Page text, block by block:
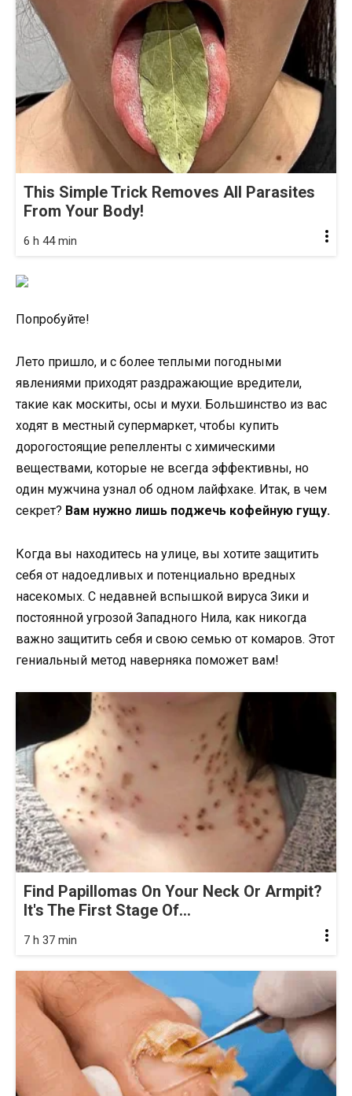
This Simple Trick Removes All Parasites
From Your Body!
6 h 44 min
Попробуйте!
Лето пришло, и с более теплыми погодными
явлениями приходят раздражающие вредители,
такие как москиты, осы и мухи. Большинство из вас
ходят в местный супермаркет, чтобы купить
дорогостоящие репелленты с химическими
веществами, которые не всегда эффективны, но
один мужчина узнал об одном лайфхаке. Итак, в чем
секрет? Вам нужно лишь поджечь кофейную гущу.
Когда вы находитесь на улице, вы хотите защитить
себя от надоедливых и потенциально вредных
насекомых. С недавней вспышкой вируса Зики и
постоянной угрозой Западного Нила, как никогда
важно защитить себя и свою семью от комаров. Этот
гениальный метод наверняка поможет вам!
Find Papillomas On Your Neck Or Armpit?
It's The First Stage Of...
7 h 37 min